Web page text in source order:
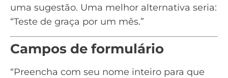
uma sugestão. Uma melhor alternativa seria:
“Teste de graça por um mês.”
Campos de formulário
“Preencha com seu nome inteiro para que